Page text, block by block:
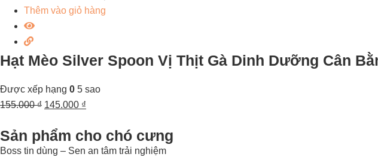
Thêm vào giỏ hàng
Hạt Mèo Silver Spoon Vị Thịt Gà Dinh Dưỡng Cân
Được xếp hạng 0 5 sao
155.000₫ 145.000 ₫
Sản phẩm cho chó cưng
Boss tin dùng – Sen an tâm trải nghiệm